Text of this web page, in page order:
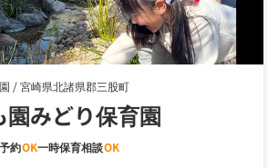
/宮崎県北諸県郡三股町
みどり保育園
約OK一時保育相談OK